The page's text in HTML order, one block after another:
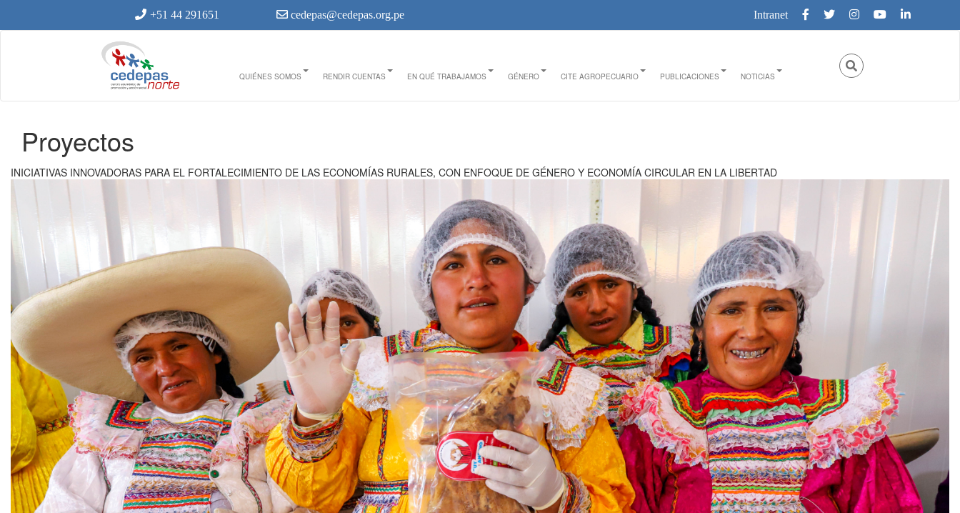
+51 44 291651 cedepas@cedepas.org.pe Intranet
QUIÉNES SOMOS RENDIR CUENTAS EN QUÉ TRABAJAMOS GÉNERO CITE AGROPECUARIO PUBLICACIONES NOTICIAS
Usted está aquí
Proyectos
INICIATIVAS INNOVADORAS PARA EL FORTALECIMIENTO DE LAS ECONOMÍAS RURALES, CON ENFOQUE DE GÉNERO Y ECONOMÍA CIRCULAR EN LA LIBERTAD